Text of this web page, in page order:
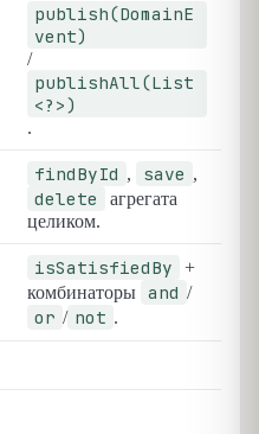
publish(DomainE
vent)
/
publishAll(List
<?>)
.
findById , save ,
delete
агрегата
целиком.
isSatisfiedBy
+
комбинаторы and /
or / not .